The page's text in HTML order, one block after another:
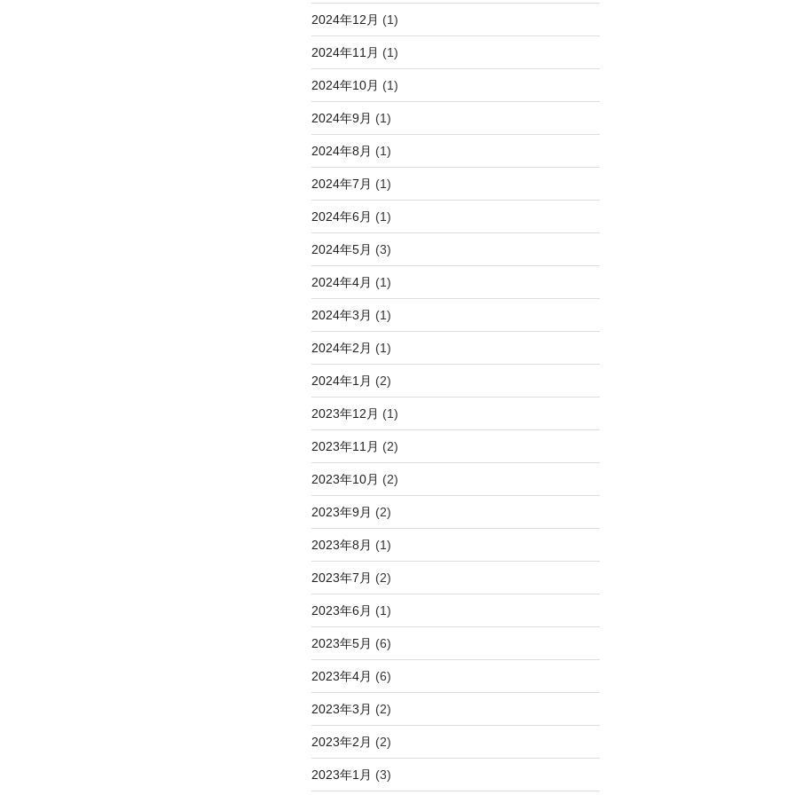
2024年12月 (1)
2024年11月 (1)
2024年10月 (1)
2024年9月 (1)
2024年8月 (1)
2024年7月 (1)
2024年6月 (1)
2024年5月 (3)
2024年4月 (1)
2024年3月 (1)
2024年2月 (1)
2024年1月 (2)
2023年12月 (1)
2023年11月 (2)
2023年10月 (2)
2023年9月 (2)
2023年8月 (1)
2023年7月 (2)
2023年6月 (1)
2023年5月 (6)
2023年4月 (6)
2023年3月 (2)
2023年2月 (2)
2023年1月 (3)